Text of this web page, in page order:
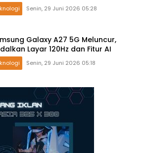
Senin, 29 Juni 2026 05:28
Galaxy A27 5G Meluncur,
Layar 120Hz dan Fitur AI
Senin, 29 Juni 2026 05:18